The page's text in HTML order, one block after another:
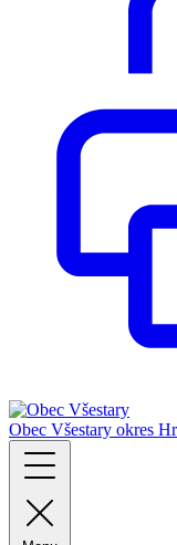
Obec Všestary okres